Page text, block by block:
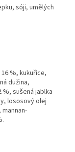
sóji, umělých
%, kukuřice,
dužina,
sušená jablka
, lososový olej